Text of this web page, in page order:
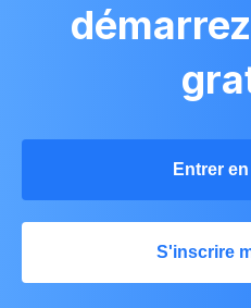
Entrer
S'inscrire